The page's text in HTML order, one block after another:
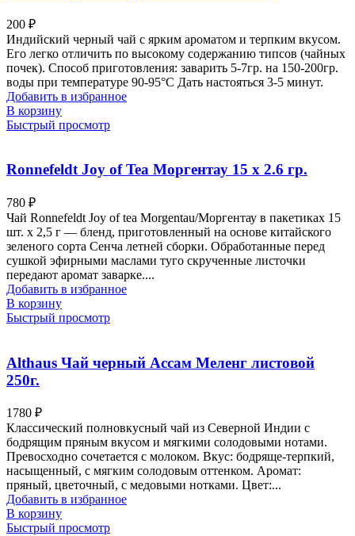
200 ₽
Индийский черный чай с ярким ароматом и терпким вкусом.
Его легко отличить по высокому содержанию типсов (чайных
почек). Способ приготовления: заварить 5-7гр. на 150-200гр.
воды при температуре 90-95°С Дать настояться 3-5 минут.
Добавить в избранное
В корзину
Быстрый просмотр
Ronnefeldt Joy of Tea Моргентау 15 х 2.6 гр.
780 ₽
Чай Ronnefeldt Joy of tea Morgentau/Моргентау в пакетиках 15
шт. х 2,5 г — бленд, приготовленный на основе китайского
зеленого сорта Сенча летней сборки. Обработанные перед
сушкой эфирными маслами туго скрученные листочки
передают аромат заварке....
Добавить в избранное
В корзину
Быстрый просмотр
Althaus Чай черный Ассам Меленг листовой
250г.
1780 ₽
Классический полновкусный чай из Северной Индии с
бодрящим пряным вкусом и мягкими солодовыми нотами.
Превосходно сочетается с молоком. Вкус: бодряще-терпкий,
насыщенный, с мягким солодовым оттенком. Аромат:
пряный, цветочный, с медовыми нотками. Цвет:...
Добавить в избранное
В корзину
Быстрый просмотр